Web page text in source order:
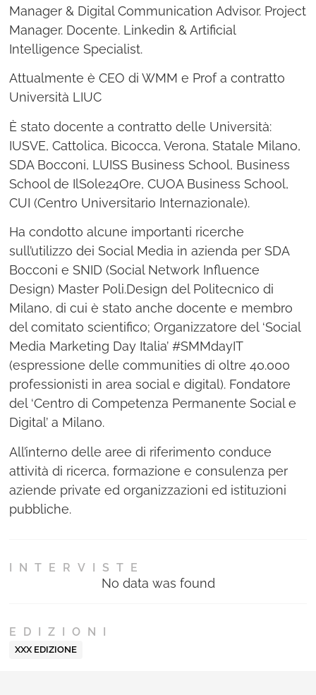
Manager & Digital Communication Advisor. Project
Manager. Docente. Linkedin & Artificial
Intelligence Specialist.
Attualmente è CEO di WMM e Prof a contratto
Università LIUC
È stato docente a contratto delle Università:
IUSVE, Cattolica, Bicocca, Verona, Statale Milano,
SDA Bocconi, LUISS Business School, Business
School de IlSole24Ore, CUOA Business School,
CUI (Centro Universitario Internazionale).
Ha condotto alcune importanti ricerche
sull’utilizzo dei Social Media in azienda per SDA
Bocconi e SNID (Social Network Influence
Design) Master Poli.Design del Politecnico di
Milano, di cui è stato anche docente e membro
del comitato scientifico; Organizzatore del ‘Social
Media Marketing Day Italia’ #SMMdayIT
(espressione delle communities di oltre 40.000
professionisti in area social e digital). Fondatore
del ‘Centro di Competenza Permanente Social e
Digital’ a Milano.
All’interno delle aree di riferimento conduce
attività di ricerca, formazione e consulenza per
aziende private ed organizzazioni ed istituzioni
pubbliche.
INTERVISTE
No data was found
EDIZIONI
XXX EDIZIONE